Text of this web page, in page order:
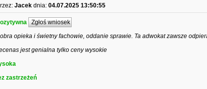
Jacek dnia: 04.07.2025 13:50:55
Zgłoś wniosek
opieka i świetny fachowie, oddanie sprawie. Ta adwokat zawsze
jest genialna tylko ceny wysokie
zastrzeżeń